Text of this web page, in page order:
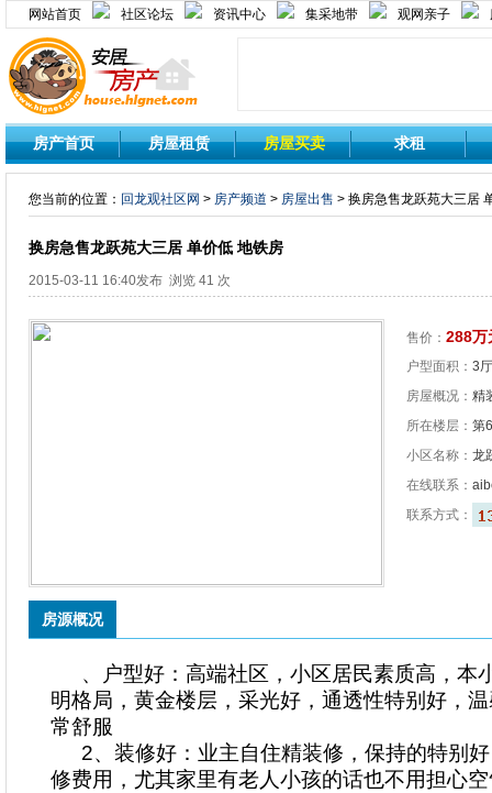
网站首页 社区论坛 资讯中心 集采地带 观网亲子
房产首页 房屋租赁 房屋买卖 求租
您当前的位置： 回龙观社区网 > 房产频道 > 房屋出售 > 换房急售龙跃苑大三居
换房急售龙跃苑大三居 单价低 地铁房
2015-03-11 16:40发布 浏览 41 次
售价： 288万
户型面积： 3
房屋概况： 精
所在楼层： 第
小区名称： 龙
在线联系：
联系方式：
房源概况
、户型好：高端社区，小区居民素质高，本
明格局，黄金楼层，采光好，通透性特别好，
常舒服
2、装修好：业主自住精装修，保持的特别
修费用，尤其家里有老人小孩的话也不用担心